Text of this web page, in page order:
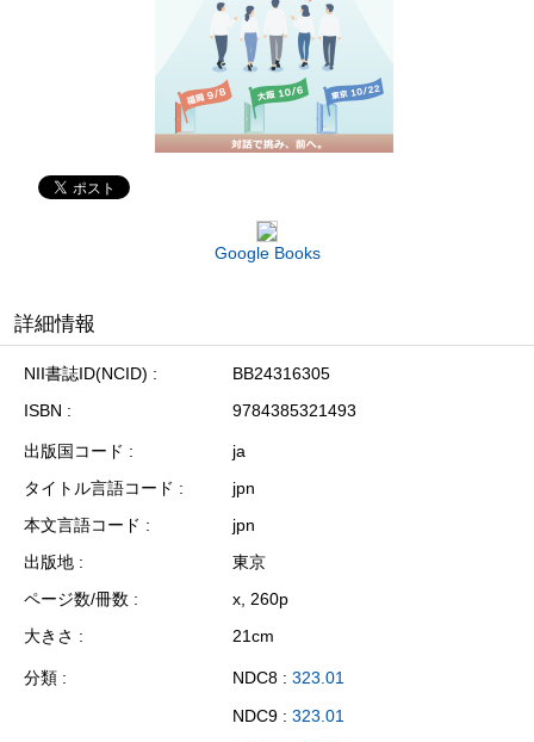
Google Books
詳細情報
NII書誌ID(NCID)
BB24316305
ISBN
9784385321493
出版国コード
ja
タイトル言語コード
jpn
本文言語コード
jpn
出版地
東京
ページ数/冊数
x, 260p
大きさ
21cm
分類 NDC8 : 323.01
NDC9 : 323.01